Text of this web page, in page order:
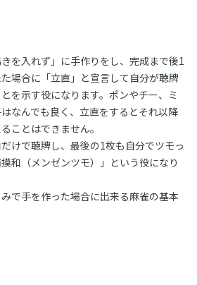
を入れず」に手作りをし、完成まで後1
場合に「立直」と宣言して自分が聴牌
とを示す役になります。ポンやチー、ミ
なんでも良く、立直をするとそれ以降
ことはできません。
けで聴牌し、最後の1枚も自分でツモっ
和（メンゼンツモ）」という役になり
で手を作った場合に出来る麻雀の基本